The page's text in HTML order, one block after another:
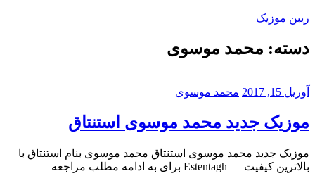
Skip
ریبن موزیک
دانلود
دسته: محمد موسوی
آوریل 15, 2017 محمد موسوی
موزیک جدید محمد موسوی استنتاق
موزیک جدید محمد موسوی استنتاق محمد موسوی بنام استنتاق با
بالاترین کیفیت – Estentagh برای به ادامه مطلب مراجعه